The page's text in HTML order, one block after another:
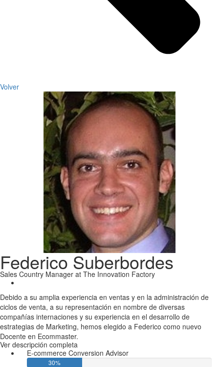
Volver
Federico Suberbordes
Sales Country Manager at The Innovation Factory
Debido a su amplia experiencia en ventas y en la administración de
ciclos de venta, a su representación en nombre de diversas
compañías internaciones y su experiencia en el desarrollo de
estrategias de Marketing, hemos elegido a Federico como nuevo
Docente en Ecommaster.
Ver descripción completa
E-commerce Conversion Advisor
30%